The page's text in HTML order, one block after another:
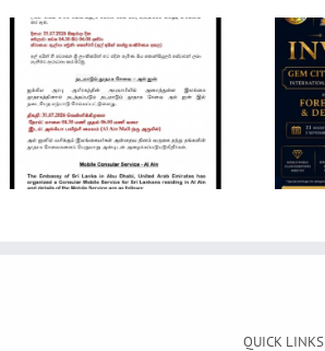
Gem City
Ratnapura 2026 –
International Gem
and Jewellery
Show
QUICK LINKS